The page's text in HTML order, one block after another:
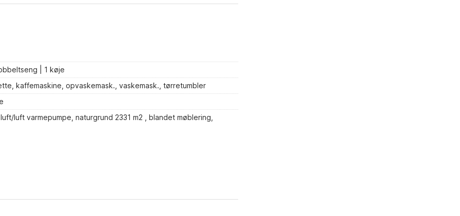
| 1 køje
kaffemaskine, opvaskemask., vaskemask., tørretumbler
luft varmepumpe, naturgrund 2331 m2 , blandet møblering,